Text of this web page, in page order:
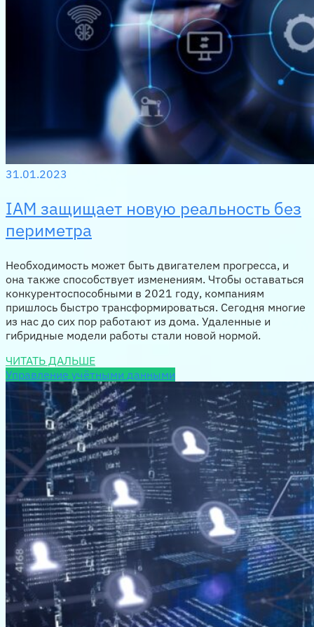
31.01.2023
IAM защищает новую реальность без
периметра
Необходимость может быть двигателем прогресса, и
она также способствует изменениям. Чтобы оставаться
конкурентоспособными в 2021 году, компаниям
пришлось быстро трансформироваться. Сегодня многие
из нас до сих пор работают из дома. Удаленные и
гибридные модели работы стали новой нормой.
ЧИТАТЬ ДАЛЬШЕ
Управление учётными данными